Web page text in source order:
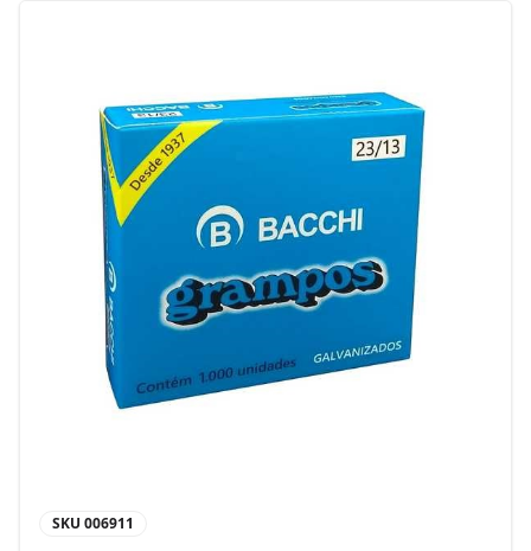
SKU 006911